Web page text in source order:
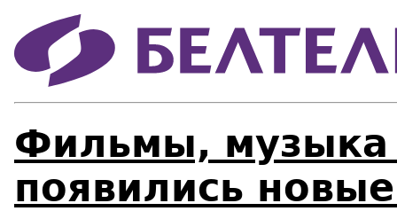
Фильмы,
появились